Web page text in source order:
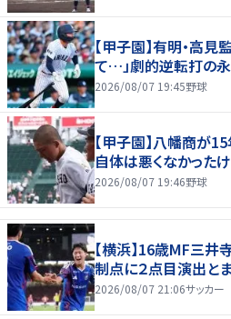
【甲子園】有明・高見
て…」劇的逆転打の
2026/08/07 19:45野球
【甲子園】八幡商が
自体は悪くなかった
2026/08/07 19:46野球
【横浜】16歳MF三
制点に２点目演出と
2026/08/07 21:06サッカー